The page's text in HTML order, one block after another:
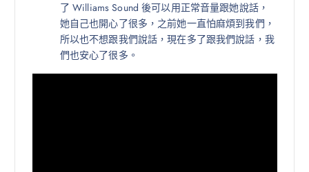
了 Williams Sound 後可以用正常音量跟她說話，
她自己也開心了很多，之前她一直怕麻煩到我們，
所以也不想跟我們說話，現在多了跟我們說話，我
們也安心了很多。